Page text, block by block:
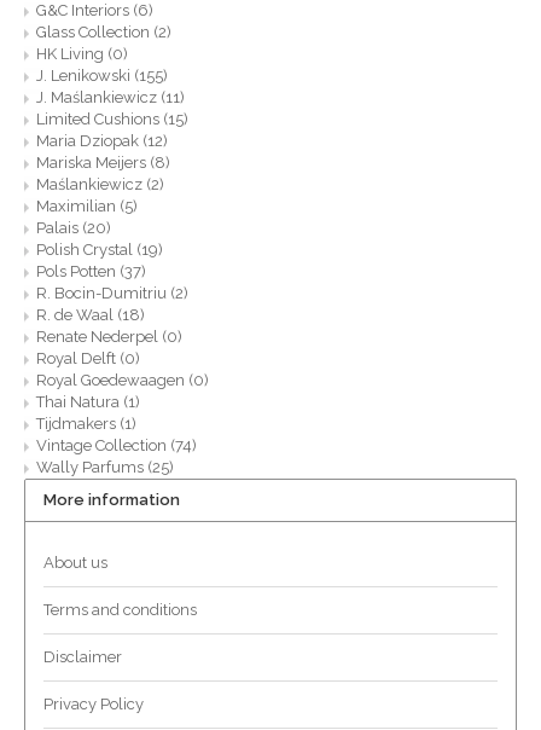
G&C Interiors (6)
Glass Collection (2)
HK Living (0)
J. Lenikowski (155)
J. Maślankiewicz (11)
Limited Cushions (15)
Maria Dziopak (12)
Mariska Meijers (8)
Maślankiewicz (2)
Maximilian (5)
Palais (20)
Polish Crystal (19)
Pols Potten (37)
R. Bocin-Dumitriu (2)
R. de Waal (18)
Renate Nederpel (0)
Royal Delft (0)
Royal Goedewaagen (0)
Thai Natura (1)
Tijdmakers (1)
Vintage Collection (74)
Wally Parfums (25)
More information
About us
Terms and conditions
Disclaimer
Privacy Policy